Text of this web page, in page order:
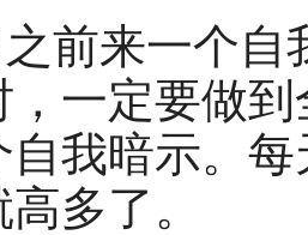
前来一个自
，一定要做
自我暗示。
多了。